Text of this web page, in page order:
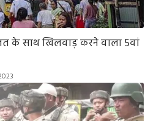
के साथ खिलवाड़ करने वाला 5वां